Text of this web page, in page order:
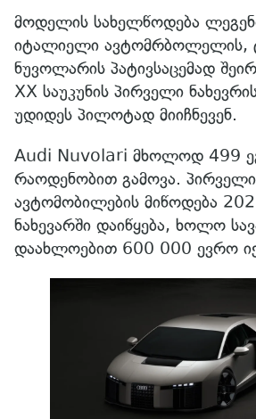
მოდელის სახელწოდება
იტალიელი ავტომრბოლელის,
ნუვოლარის პატივსაცემად
XX საუკუნის პირველი
უდიდეს პილოტად მიიჩნევენ.
Audi Nuvolari მხოლოდ 499
რაოდენობით გამოვა. პირველი
ავტომობილების მიწოდება
ნახევარში დაიწყება, ხოლო
დაახლოებით 600 000 ევრო